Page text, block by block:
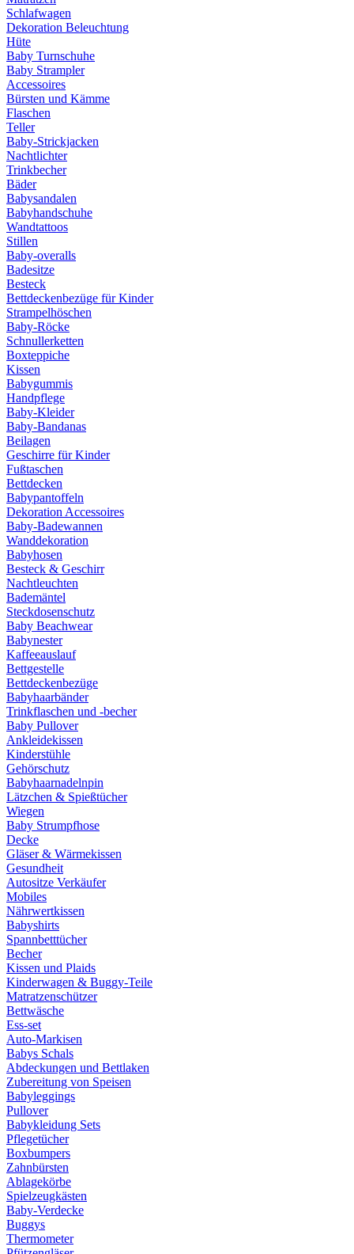
Schlafwagen
Dekoration Beleuchtung
Hüte
Baby Turnschuhe
Baby Strampler
Accessoires
Bürsten und Kämme
Flaschen
Teller
Baby-Strickjacken
Nachtlichter
Trinkbecher
Bäder
Babysandalen
Babyhandschuhe
Wandtattoos
Stillen
Baby-overalls
Badesitze
Besteck
Bettdeckenbezüge für Kinder
Strampelhöschen
Baby-Röcke
Schnullerketten
Boxteppiche
Kissen
Babygummis
Handpflege
Baby-Kleider
Baby-Bandanas
Beilagen
Geschirre für Kinder
Fußtaschen
Bettdecken
Babypantoffeln
Dekoration Accessoires
Baby-Badewannen
Wanddekoration
Babyhosen
Besteck & Geschirr
Nachtleuchten
Bademäntel
Steckdosenschutz
Baby Beachwear
Babynester
Kaffeeauslauf
Bettgestelle
Bettdeckenbezüge
Babyhaarbänder
Trinkflaschen und -becher
Baby Pullover
Ankleidekissen
Kinderstühle
Gehörschutz
Babyhaarnadelnpin
Lätzchen & Spießtücher
Wiegen
Baby Strumpfhose
Decke
Gläser & Wärmekissen
Gesundheit
Autositze Verkäufer
Mobiles
Nährwertkissen
Babyshirts
Spannbetttücher
Becher
Kissen und Plaids
Kinderwagen & Buggy-Teile
Matratzenschützer
Bettwäsche
Ess-set
Auto-Markisen
Babys Schals
Abdeckungen und Bettlaken
Zubereitung von Speisen
Babyleggings
Pullover
Babykleidung Sets
Pflegetücher
Boxbumpers
Zahnbürsten
Ablagekörbe
Spielzeugkästen
Baby-Verdecke
Buggys
Thermometer